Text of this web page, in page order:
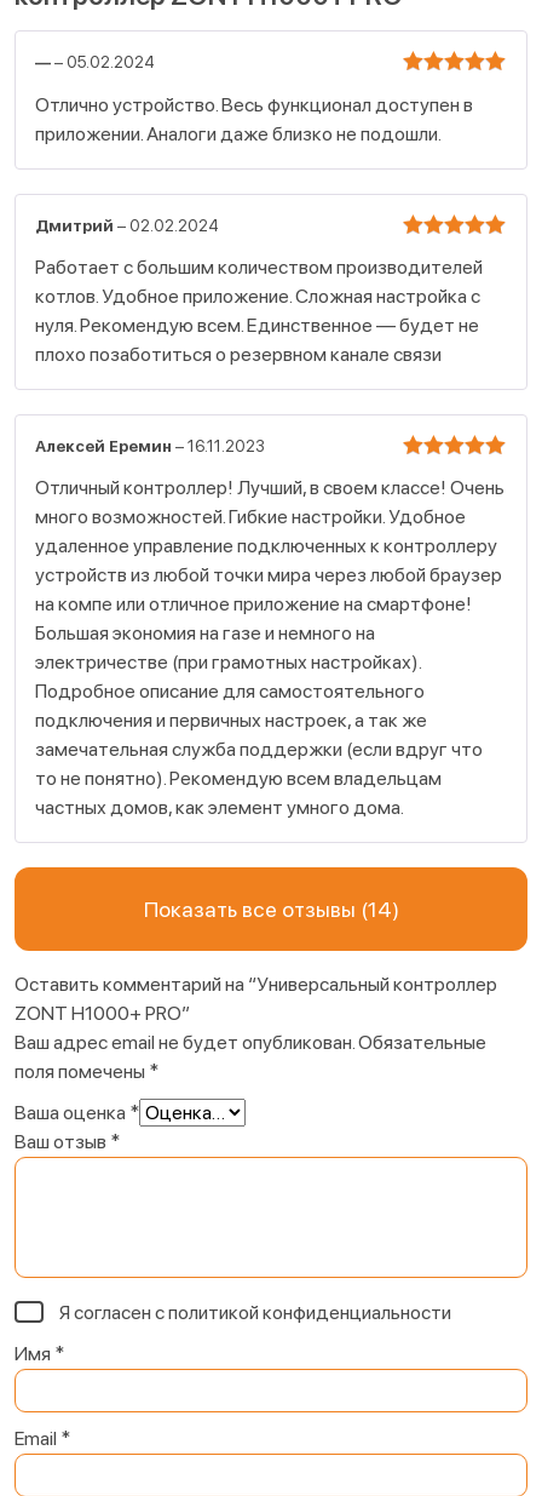
5
—– 05.02.2024
Отлично устройство. Весь функционал доступен в
приложении. Аналоги даже близко не подошли.
5
из 5
Дмитрий – 02.02.2024
Работает с большим количеством производителей
котлов. Удобное приложение. Сложная настройка с
нуля. Рекомендую всем. Единственное — будет не
плохо позаботиться о резервном канале связи
5
из 5
Алексей Еремин –16.11.2023
Отличный контроллер! Лучший, в своем классе! Очень
много возможностей. Гибкие настройки. Удобное
удаленное управление подключенных к контроллеру
устройств из любой точки мира через любой браузер
на компе или отличное приложение на смартфоне!
Большая экономия на газе и немного на
электричестве (при грамотных настройках).
Подробное описание для самостоятельного
подключения и первичных настроек, а так же
замечательная служба поддержки (если вдруг что
то не понятно). Рекомендую всем владельцам
частных домов, как элемент умного дома.
Показать все отзывы (14)
Оставить комментарий на “Универсальный контроллер
ZONT H1000+ PRO”
Ваш адрес email не будет опубликован.Обязательные
поля помечены *
Ваша оценка *
Ваш отзыв *
Я согласен сполитикой конфиденциальности
Имя *
Email *